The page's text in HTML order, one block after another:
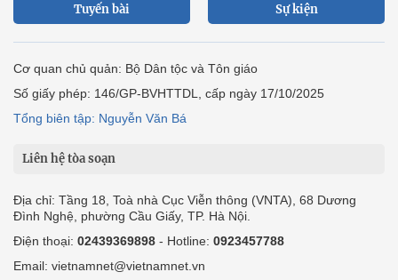
Tuyến bài Sự kiện
Cơ quan chủ quản: Bộ Dân tộc và Tôn giáo
Số giấy phép: 146/GP-BVHTTDL, cấp ngày 17/10/2025
Tổng biên tập: Nguyễn Văn Bá
Liên hệ tòa soạn
Địa chỉ: Tầng 18, Toà nhà Cục Viễn thông (VNTA), 68 Dương
Đình Nghệ, phường Cầu Giấy, TP. Hà Nội.
Điện thoại: 02439369898 - Hotline: 0923457788
Email: vietnamnet@vietnamnet.vn